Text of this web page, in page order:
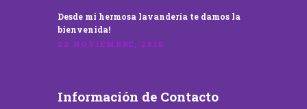
Desde mi hermosa lavandería te damos la
bienvenida!
22 NOVIEMBRE, 2016
Información de Contacto